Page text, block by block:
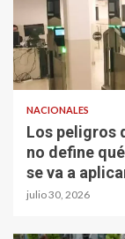
NACIONALES
Los peligros
no define
se va a
julio 30, 2026